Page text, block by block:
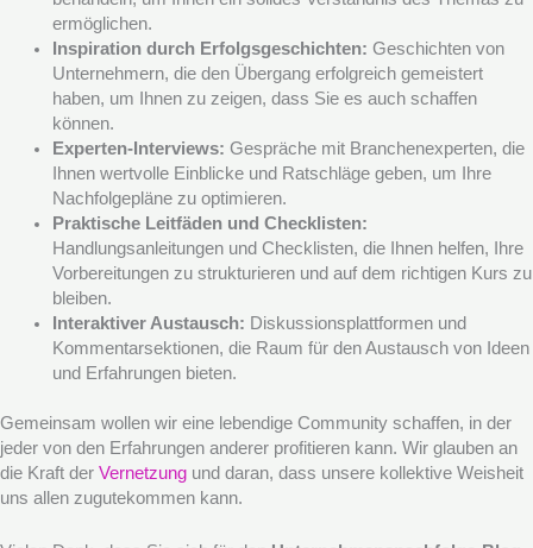
ermöglichen.
Inspiration durch Erfolgsgeschichten: Geschichten von
Unternehmern, die den Übergang erfolgreich gemeistert
haben, um Ihnen zu zeigen, dass Sie es auch schaffen
können.
Experten-Interviews: Gespräche mit Branchenexperten, die
Ihnen wertvolle Einblicke und Ratschläge geben, um Ihre
Nachfolgepläne zu optimieren.
Praktische Leitfäden und Checklisten:
Handlungsanleitungen und Checklisten, die Ihnen helfen, Ihre
Vorbereitungen zu strukturieren und auf dem richtigen Kurs zu
bleiben.
Interaktiver Austausch: Diskussionsplattformen und
Kommentarsektionen, die Raum für den Austausch von Ideen
und Erfahrungen bieten.
Gemeinsam wollen wir eine lebendige Community schaffen, in der
jeder von den Erfahrungen anderer profitieren kann. Wir glauben an
die Kraft der Vernetzung und daran, dass unsere kollektive Weisheit
uns allen zugutekommen kann.